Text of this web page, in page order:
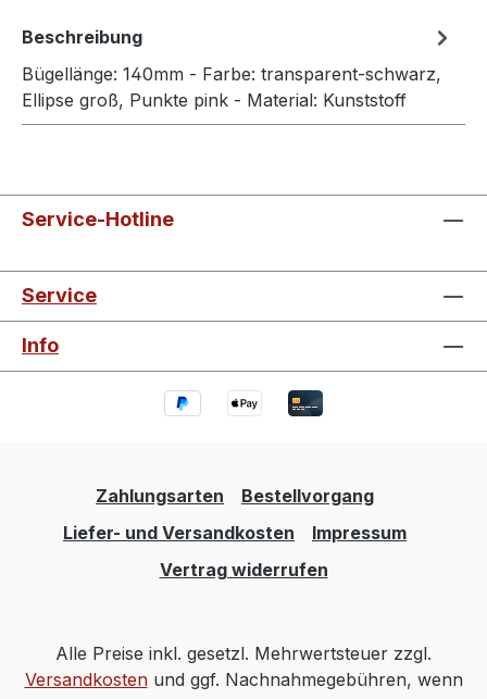
Beschreibung
Bügellänge: 140mm - Farbe: transparent-schwarz,
Ellipse groß, Punkte pink - Material: Kunststoff
Service-Hotline
Service
Info
Zahlungsarten
Bestellvorgang
Liefer- und Versandkosten
Impressum
Vertrag widerrufen
Alle Preise inkl. gesetzl. Mehrwertsteuer zzgl.
Versandkostenund ggf. Nachnahmegebühren, wenn